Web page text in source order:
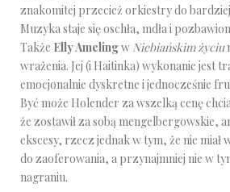
znakomitej przecież orkiestry do
Muzyka staje się oschła, mdła i
Także Elly Amelingw Niebiańskim życiu
wrażenia. Jej (i Haitinka) wykonanie jest
emocjonalnie dyskretne i jednocześnie
Być może Holender za wszelką cenę
że zostawił za sobą mengelbergowskie,
ekscesy, rzecz jednak w tym, że nie miał
do zaoferowania, a przynajmniej nie w
nagraniu.